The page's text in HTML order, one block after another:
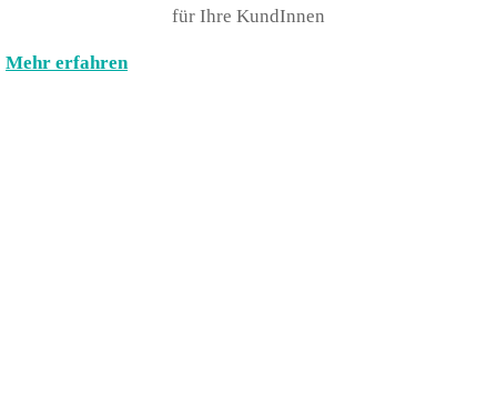
für Ihre KundInnen
Mehr erfahren